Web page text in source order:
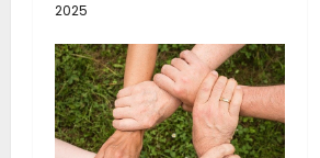
2025